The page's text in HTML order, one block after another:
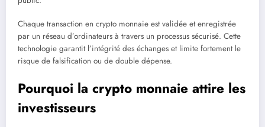
Chaque transaction en crypto monnaie est validée et enregistrée
par un réseau d’ordinateurs à travers un processus sécurisé. Cette
technologie garantit l’intégrité des échanges et limite fortement le
risque de falsification ou de double dépense.
Pourquoi la crypto monnaie attire les
investisseurs